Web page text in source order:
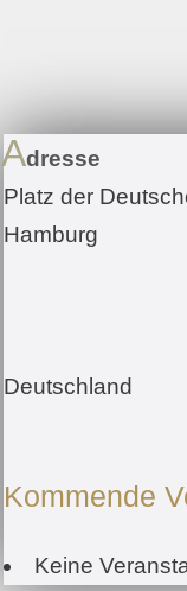
Adresse
Platz der
Hamburg
Deutschland
Kommende
Keine